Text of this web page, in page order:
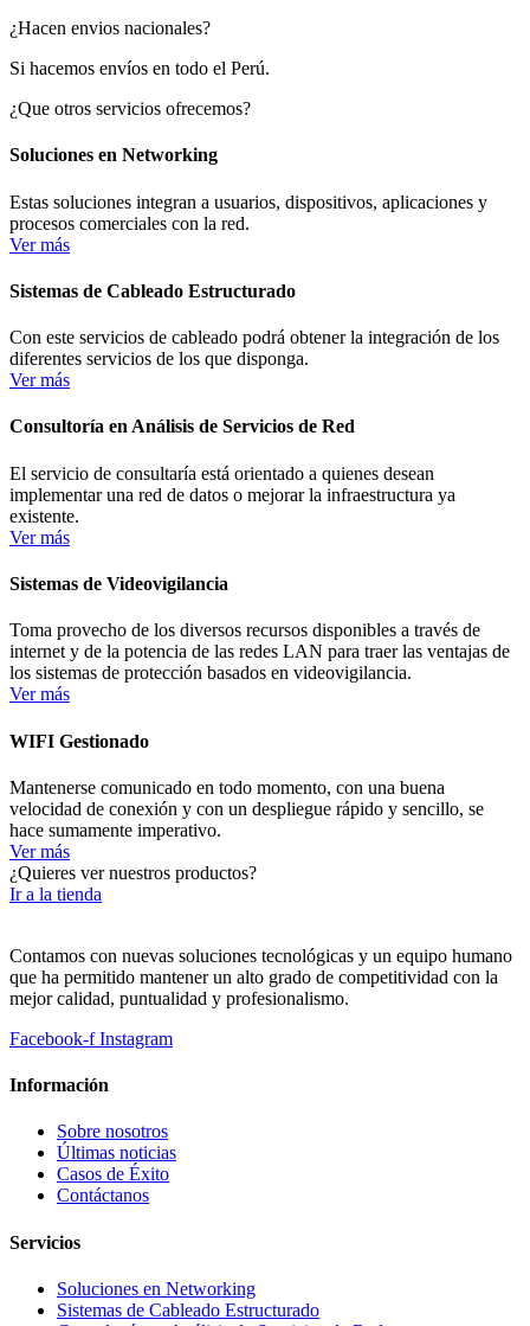
¿Hacen envios nacionales?
Si hacemos envíos en todo el Perú.
¿Que otros servicios ofrecemos?
Soluciones en Networking
Estas soluciones integran a usuarios, dispositivos, aplicaciones y
procesos comerciales con la red.
Ver más
Sistemas de Cableado Estructurado
Con este servicios de cableado podrá obtener la integración de los
diferentes servicios de los que disponga.
Ver más
Consultoría en Análisis de Servicios de Red
El servicio de consultaría está orientado a quienes desean
implementar una red de datos o mejorar la infraestructura ya
existente.
Ver más
Sistemas de Videovigilancia
Toma provecho de los diversos recursos disponibles a través de
internet y de la potencia de las redes LAN para traer las ventajas de
los sistemas de protección basados en videovigilancia.
Ver más
WIFI Gestionado
Mantenerse comunicado en todo momento, con una buena
velocidad de conexión y con un despliegue rápido y sencillo, se
hace sumamente imperativo.
Ver más
¿Quieres ver nuestros productos?
Ir a la tienda
Contamos con nuevas soluciones tecnológicas y un equipo humano
que ha permitido mantener un alto grado de competitividad con la
mejor calidad, puntualidad y profesionalismo.
Facebook-f Instagram
Información
Sobre nosotros
Últimas noticias
Casos de Éxito
Contáctanos
Servicios
Soluciones en Networking
Sistemas de Cableado Estructurado